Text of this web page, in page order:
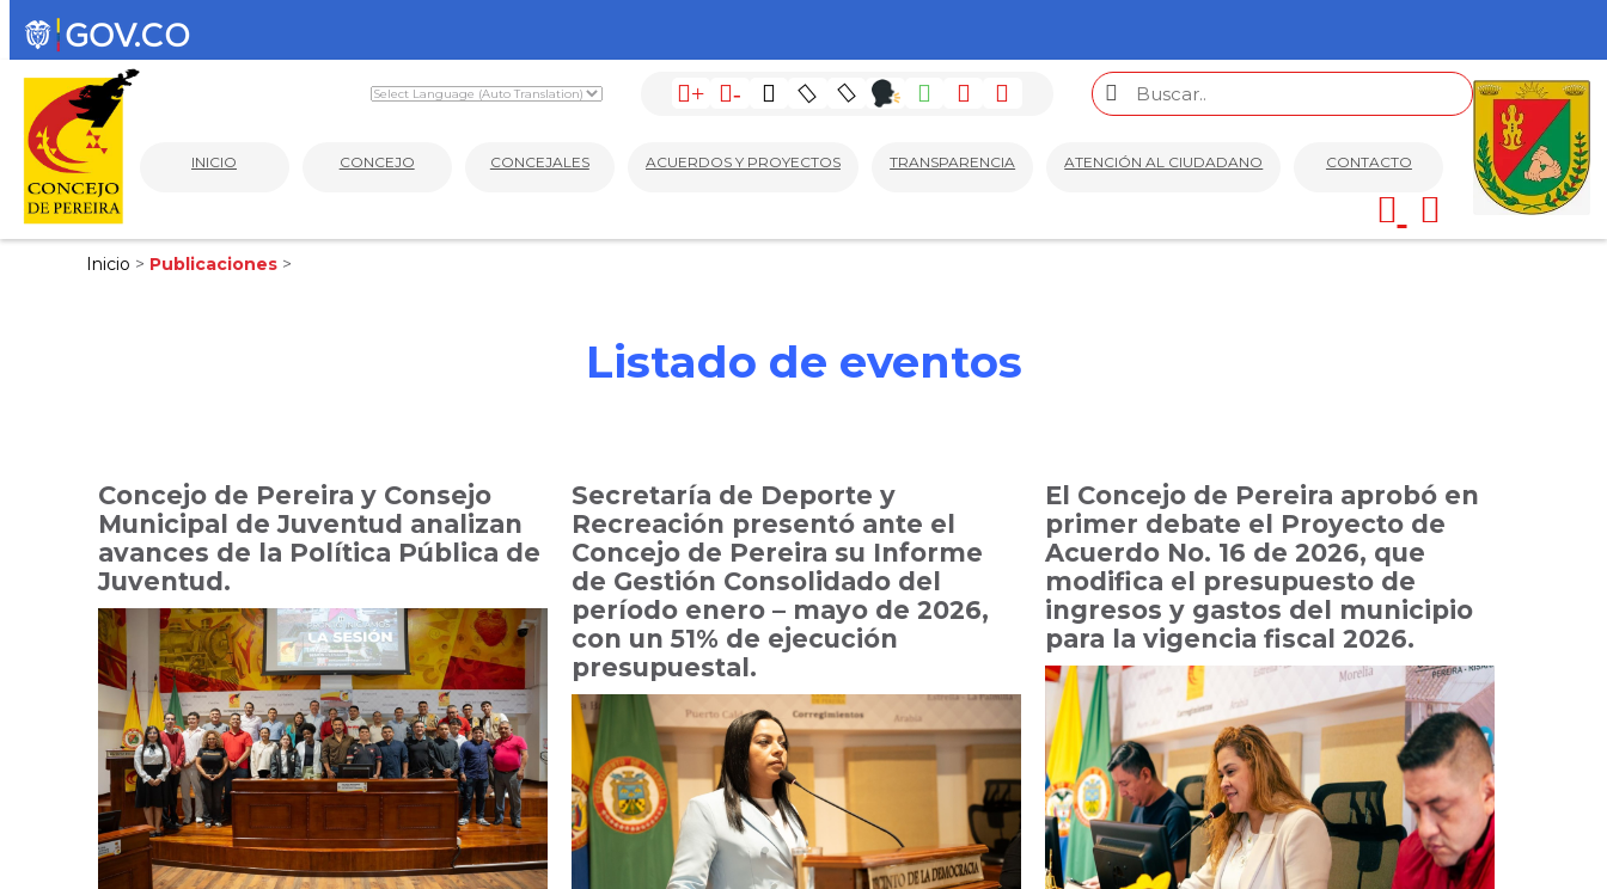
+ -
INICIO CONCEJO CONCEJALES ACUERDOS Y PROYECTOS TRANSPARENCIA ATENCIÓN AL CIUDADANO CONTACTO
Inicio > Publicaciones >
Listado de eventos
Concejo de Pereira y Consejo
Municipal de Juventud analizan
avances de la Política Pública de
Juventud.
Secretaría de Deporte y
Recreación presentó ante el
Concejo de Pereira su Informe
de Gestión Consolidado del
período enero – mayo de 2026,
con un 51% de ejecución
presupuestal.
El Concejo de Pereira aprobó en
primer debate el Proyecto de
Acuerdo No. 16 de 2026, que
modifica el presupuesto de
ingresos y gastos del municipio
para la vigencia fiscal 2026.